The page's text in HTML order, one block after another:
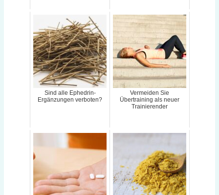
Sind alle Ephedrin-
Ergänzungen verboten?
Vermeiden Sie
Übertraining als neuer
Trainierender